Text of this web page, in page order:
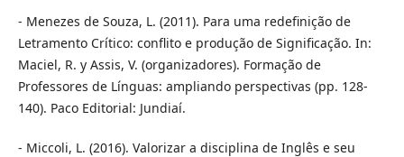
- Menezes de Souza, L. (2011). Para uma redefinição de
Letramento Crítico: conflito e produção de Significação. In:
Maciel, R. y Assis, V. (organizadores). Formação de
Professores de Línguas: ampliando perspectivas (pp. 128-
140). Paco Editorial: Jundiaí.
- Miccoli, L. (2016). Valorizar a disciplina de Inglês e seu